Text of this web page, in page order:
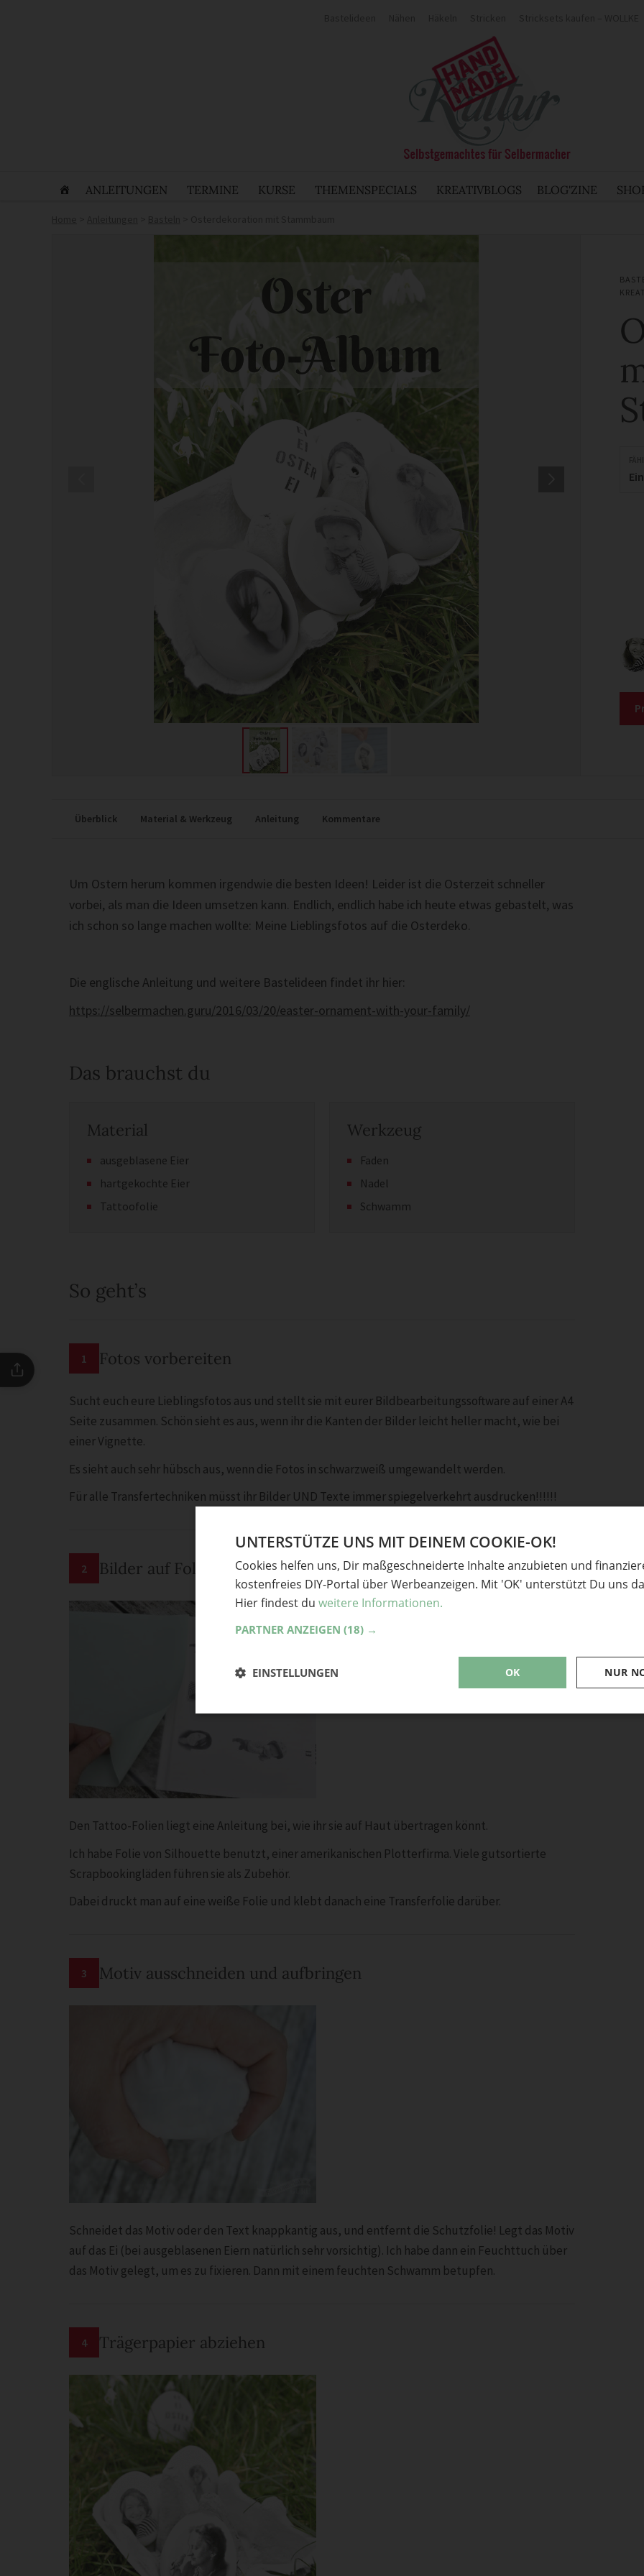
ANLEITUNGEN TERMINE KURSE THEMENSPECIALS KREATIVBLOGS BLOG'ZINE
Überblick Material & Werkzeug Anleitung Kommentare
Um Ostern herum kommen irgendwie die besten Ideen! Leider ist die Osterzeit schneller
vorbei, als man die Ideen umsetzen kann. Endlich, endlich habe ich heute etwas gebastelt, was
ich schon so lange machen wollte: Meine Lieblingsfotos auf die Osterdeko.
Die englische Anleitung und weitere Bastelideen findet ihr hier:
https://selbermachen.guru/2016/03/20/easter-ornament-with-your-family/
Das brauchst du
Material
ausgeblasene Eier
hartgekochte Eier
Tattoofolie
Werkzeug
Faden
Nadel
Schwamm
So geht’s
1 Fotos vorbereiten
Sucht euch eure Lieblingsfotos aus und stellt sie mit eurer Bildbearbeitungssoftware auf einer A4
Seite zusammen. Schön sieht es aus, wenn ihr die Kanten der Bilder leicht heller macht, wie bei
einer Vignette.
Es sieht auch sehr hübsch aus, wenn die Fotos in schwarzweiß umgewandelt werden.
Für alle Transfertechniken müsst ihr Bilder UND Texte immer spiegelverkehrt ausdrucken!!!!!!
2 Bilder auf Folie übertragen
Den Tattoo-Folien liegt eine Anleitung bei, wie ihr sie auf Haut übertragen könnt.
Ich habe Folie von Silhouette benutzt, einer amerikanischen Plotterfirma. Viele gutsortierte
Scrapbookingläden führen sie als Zubehör.
Dabei druckt man auf eine weiße Folie und klebt danach eine Transferfolie darüber.
3 Motiv ausschneiden und aufbringen
Schneidet das Motiv oder den Text knappkantig aus, und entfernt die Schutzfolie! Legt das Motiv
auf das Ei (bei ausgeblasenen Eiern natürlich sehr vorsichtig). Ich habe dann ein Feuchttuch über
das Motiv gelegt, um es zu fixieren. Dann mit einem feuchten Schwamm betupfen.
4 Trägerpapier abziehen
UNTERSTÜTZE UNS MIT DEINEM COOKIE-OK!
Cookies helfen uns, Dir maßgeschneiderte Inhalte anzubieten und
kostenfreies DIY-Portal über Werbeanzeigen. Mit 'OK' unterstützt Du uns
Hier findest du weitere Informationen.
PARTNER ANZEIGEN (18) →
OK NUR
EINSTELLUNGEN